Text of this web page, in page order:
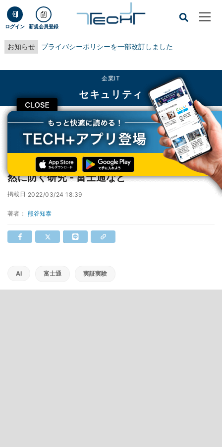
ログイン 新規会員登録
お知らせ プライバシーポリシーを一部改訂しました
CLOSE
企業IT
セキュリティ
TECH+ 企業IT
セキュリティ
AIと犯罪心理学を組み合わせて特殊詐欺を未然に防ぐ研究 - 富士通など
AIと犯罪心理学を組み合わせて特殊詐欺を未
然に防ぐ研究 - 富士通など
掲載日 2022/03/24 18:39
著者： 熊谷知泰
AI 富士通 実証実験